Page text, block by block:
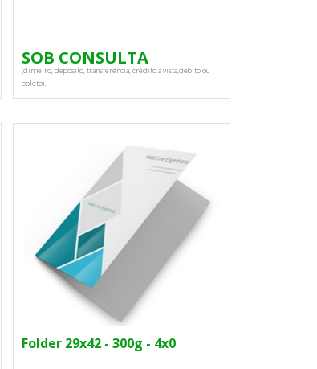
SOB CONSULTA
(dinheiro, depósito, transferência, crédito à vista,débito ou
boleto).
Folder 29x42 - 300g - 4x0